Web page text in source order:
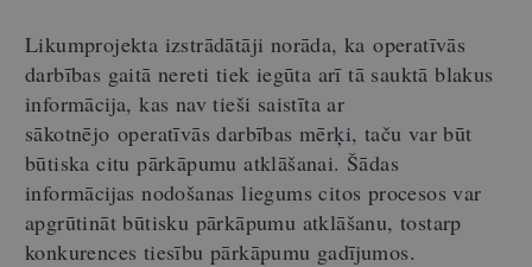
Likumprojekta izstrādātāji norāda, ka operatīvās
darbības gaitā nereti tiek iegūta arī tā sauktā blakus
informācija, kas nav tieši saistīta ar
sākotnējo operatīvās darbības mērķi, taču var būt
būtiska citu pārkāpumu atklāšanai. Šādas
informācijas nodošanas liegums citos procesos var
apgrūtināt būtisku pārkāpumu atklāšanu, tostarp
konkurences tiesību pārkāpumu gadījumos.